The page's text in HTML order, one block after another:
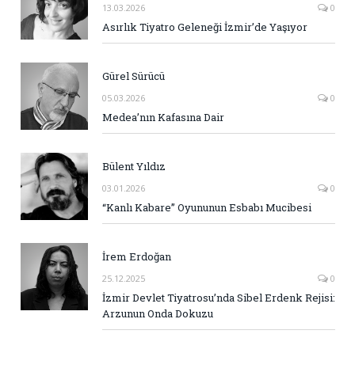
13.03.2026 0
Asırlık Tiyatro Geleneği İzmir’de Yaşıyor
Gürel Sürücü
05.03.2026 0
Medea’nın Kafasına Dair
Bülent Yıldız
03.01.2026 0
“Kanlı Kabare” Oyununun Esbabı Mucibesi
İrem Erdoğan
25.12.2025 0
İzmir Devlet Tiyatrosu’nda Sibel Erdenk Rejisi:
Arzunun Onda Dokuzu